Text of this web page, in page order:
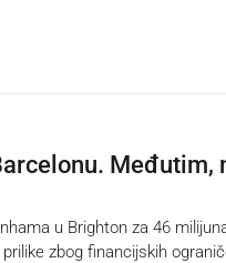
Međutim,
u Brighton za 46
zbog financijskih